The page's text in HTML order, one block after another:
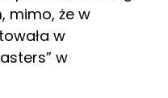
mimo, że w
w
w